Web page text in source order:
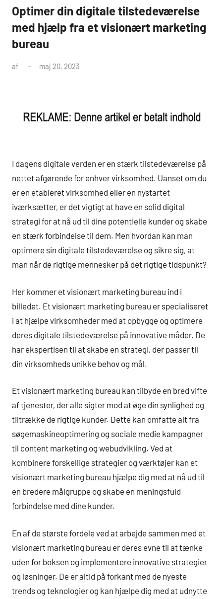
Optimer din digitale tilstedeværelse
med hjælp fra et visionært marketing
bureau
af maj 20, 2023
I dagens digitale verden er en stærk tilstedeværelse på
nettet afgørende for enhver virksomhed. Uanset om du
er en etableret virksomhed eller en nystartet
iværksætter, er det vigtigt at have en solid digital
strategi for at nå ud til dine potentielle kunder og skabe
en stærk forbindelse til dem. Men hvordan kan man
optimere sin digitale tilstedeværelse og sikre sig, at
man når de rigtige mennesker på det rigtige tidspunkt?
Her kommer et visionært marketing bureau ind i
billedet. Et visionært marketing bureau er specialiseret
i at hjælpe virksomheder med at opbygge og optimere
deres digitale tilstedeværelse på innovative måder. De
har ekspertisen til at skabe en strategi, der passer til
din virksomheds unikke behov og mål.
Et visionært marketing bureau kan tilbyde en bred vifte
af tjenester, der alle sigter mod at øge din synlighed og
tiltrække de rigtige kunder. Dette kan omfatte alt fra
søgemaskineoptimering og sociale medie kampagner
til content marketing og webudvikling. Ved at
kombinere forskellige strategier og værktøjer kan et
visionært marketing bureau hjælpe dig med at nå ud til
en bredere målgruppe og skabe en meningsfuld
forbindelse med dine kunder.
En af de største fordele ved at arbejde sammen med et
visionært marketing bureau er deres evne til at tænke
uden for boksen og implementere innovative strategier
og løsninger. De er altid på forkant med de nyeste
trends og teknologier og kan hjælpe dig med at udnytte